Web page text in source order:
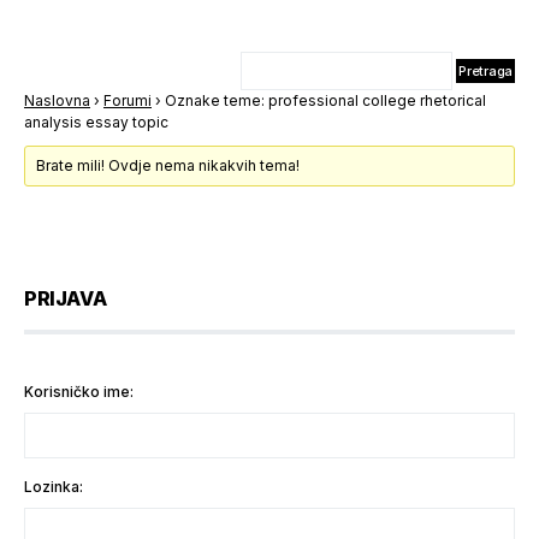
Naslovna › Forumi › Oznake teme: professional college rhetorical
analysis essay topic
Brate mili! Ovdje nema nikakvih tema!
PRIJAVA
Korisničko ime:
Lozinka: